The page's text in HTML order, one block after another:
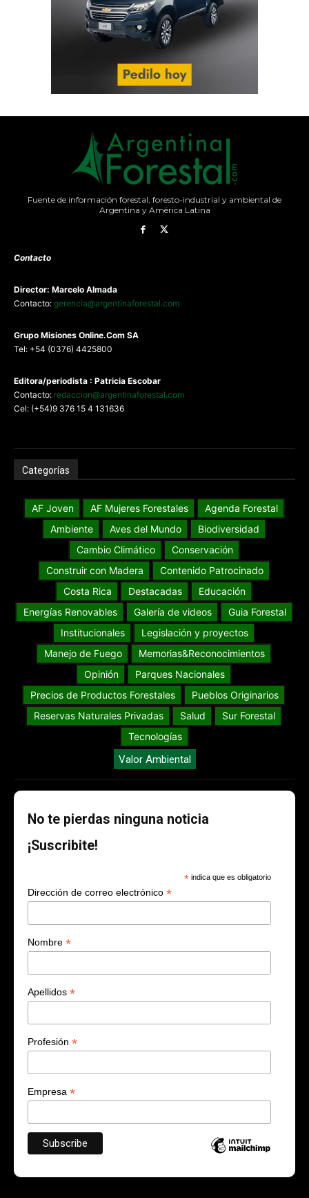
Fuente de información forestal, foresto-industrial y ambiental de
Argentina y América Latina
Contacto
Director: Marcelo Almada
Contacto: gerencia@argentinaforestal.com
Grupo Misiones Online.Com SA
Tel: +54 (0376) 4425800
Editora/periodista : Patricia Escobar
Contacto: redaccion@argentinaforestal.com
Cel: (+54)9 376 15 4 131636
Categorías
AF Joven AF Mujeres Forestales
Agenda Forestal
Ambiente
Aves del Mundo
Biodiversidad
Cambio Climático
Conservación
Construir con Madera
Contenido Patrocinado
Costa Rica
Destacadas
Educación
Energías Renovables
Galería de videos
Guia Forestal
Institucionales
Legislación y proyectos
Manejo de Fuego
Memorias&Reconocimientos
Opinión
Parques Nacionales
Precios de Productos Forestales
Pueblos Originarios
Reservas Naturales Privadas
Salud
Sur Forestal
Tecnologías
Valor Ambiental
No te pierdas ninguna noticia
¡Suscribite!
* indica que es obligatorio
Dirección de correo electrónico *
Nombre *
Apellidos *
Profesión *
Empresa *